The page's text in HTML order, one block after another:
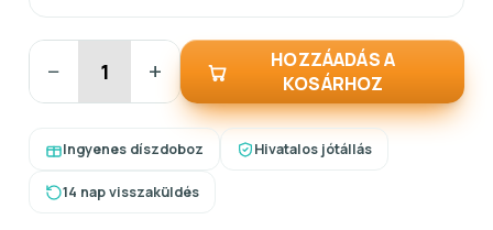
− +
HOZZÁADÁS A
KOSÁRHOZ
Ingyenes díszdoboz Hivatalos jótállás
14 nap visszaküldés